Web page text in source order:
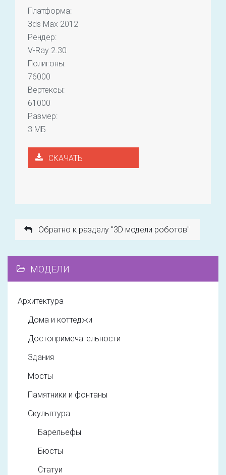
Платформа:
3ds Max 2012
Рендер:
V-Ray 2.30
Полигоны:
76000
Вертексы:
61000
Размер:
3 МБ
СКАЧАТЬ
Обратно к разделу "3D модели роботов"
МОДЕЛИ
Архитектура
Дома и коттеджи
Достопримечательности
Здания
Мосты
Памятники и фонтаны
Скульптура
Барельефы
Бюсты
Статуи